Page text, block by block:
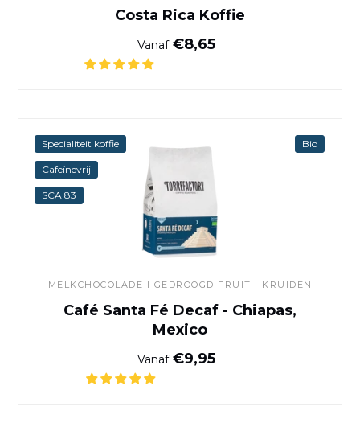
Costa Rica Koffie
Normale prijs
Vanaf€8,65
MELKCHOCOLADE I GEDROOGD FRUIT I KRUIDEN
Café Santa Fé Decaf - Chiapas,
Mexico
Normale prijs
Vanaf€9,95
Bio
Specialiteit koffie
Cafeïnevrij
SCA 83